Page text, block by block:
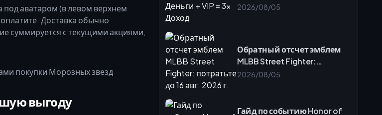
VIP = 3x Доход
2026/08/05
Обратный отсчет эмблем
MLBB Street Fighter:
потратьте до 16 авг. 2026 г.
2026/08/05
Гайд по событию Honor of
под аватаром (в левом верхнем
Доставка обычно
суммируется с текущими акциями,
выгоду